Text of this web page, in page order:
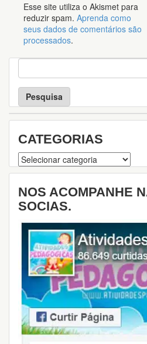
Esse site utiliza o Akismet para
reduzir spam. Aprenda como
seus dados de comentários são
processados.
P
e
s
u
i
a
CATEGORIAS
Categorias
NOS ACOMPANHE
SOCIAS.